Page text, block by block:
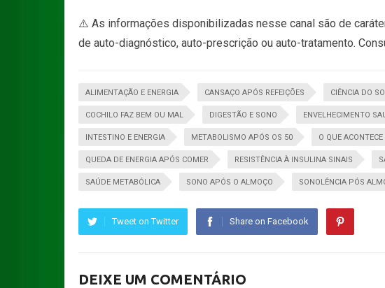
⚠️ As informações disponibilizadas nesse canal são de
de auto-diagnóstico, auto-prescrição ou auto-tratamento.
ALIMENTAÇÃO E ENERGIA CANSAÇO APÓS REFEIÇÕES CIÊNCIA DO
COCHILO FAZ BEM OU MAL DIGESTÃO E SONO ENVELHECIMENTO
INTESTINO E ENERGIA METABOLISMO APÓS OS 50 O QUE
QUEDA DE ENERGIA APÓS COMER RESISTÊNCIA À INSULINA SINAIS
SAÚDE METABÓLICA SONO APÓS O ALMOÇO SONOLÊNCIA PÓS
Tweet on Twitter Share on Facebook
DEIXE UM COMENTÁRIO